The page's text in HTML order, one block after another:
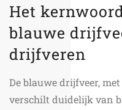
Het
blauwe
drijfveren
De blauwe drijfveer, met
verschilt duidelijk van